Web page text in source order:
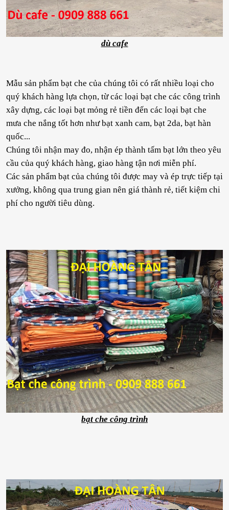
dù cafe
Mẫu sản phẩm bạt che của chúng tôi có rất nhiều loại cho
quý khách hàng lựa chọn, từ các loại bạt che các công trình
xây dựng, các loại bạt mỏng rẻ tiền đến các loại bạt che
mưa che nắng tốt hơn như bạt xanh cam, bạt 2da, bạt hàn
quốc...
Chúng tôi nhận may đo, nhận ép thành tấm bạt lớn theo yêu
cầu của quý khách hàng, giao hàng tận nơi miễn phí.
Các sản phẩm bạt của chúng tôi được may và ép trực tiếp tại
xưởng, không qua trung gian nên giá thành rẻ, tiết kiệm chi
phí cho người tiêu dùng.
bạt che công trình